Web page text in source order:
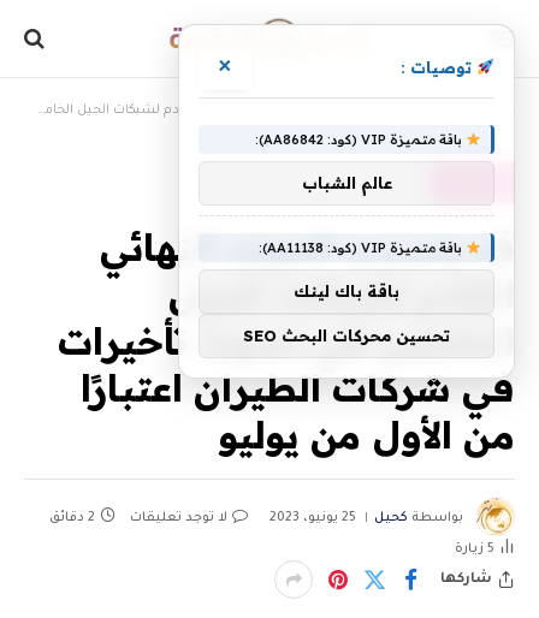
قد يتسبب الموعد النهائي القادم لشبكات الجيل الخامس في حدوث تأخيرات في شركات الطيران اعتبارًا من الأول من يوليو
قد يتسبب الموعد النهائي
القادم لشبكات الجيل
الخامس في حدوث تأخيرات
في شركات الطيران اعتبارًا
من الأول من يوليو
بواسطة كحيل 25 يونيو، 2023 لا توجد تعليقات 2 دقائق
5 زيارة
شاركها
توصيات : ×
باقة متميزة VIP (كود: AA86842):
عالم الشباب
باقة متميزة VIP (كود: AA11138):
باقة باك لينك
تحسين محركات البحث SEO